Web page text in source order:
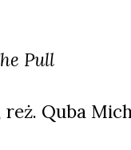
Pull
reż. Quba